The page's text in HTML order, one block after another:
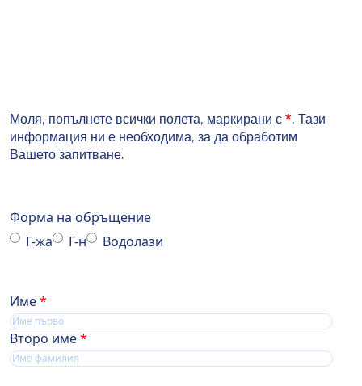
Моля, попълнете всички полета, маркирани с *. Тази
информация ни е необходима, за да обработим
Вашето запитване.
Форма на обръщение
Г-жа
Г-н Водолази
Name
Име
Второ име